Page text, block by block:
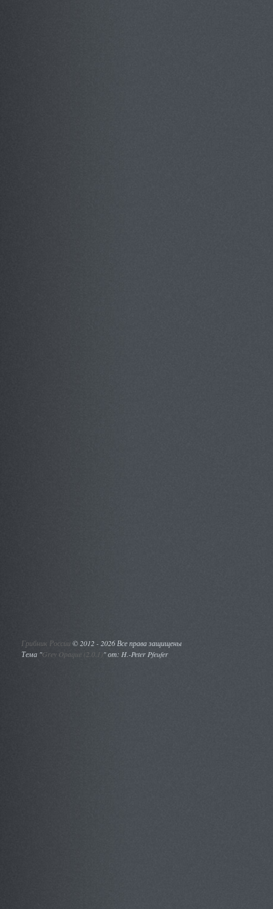
Грибник России ©2012 - 2026 Все права защищены
Тема "Grey Opaque (2.0.1)" от: H.-Peter Pfeufer